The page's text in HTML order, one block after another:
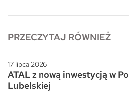
PRZECZYTAJ RÓWNIEŻ
17 lipca 2026
ATAL z nową inwestycją w
Lubelskiej